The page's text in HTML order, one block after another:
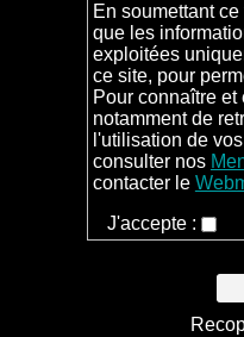
En soumettant
que les
exploitées
ce site, pour
Pour connaître et
notamment de
l'utilisation de
consulter nos
contacter le
J'accepte :